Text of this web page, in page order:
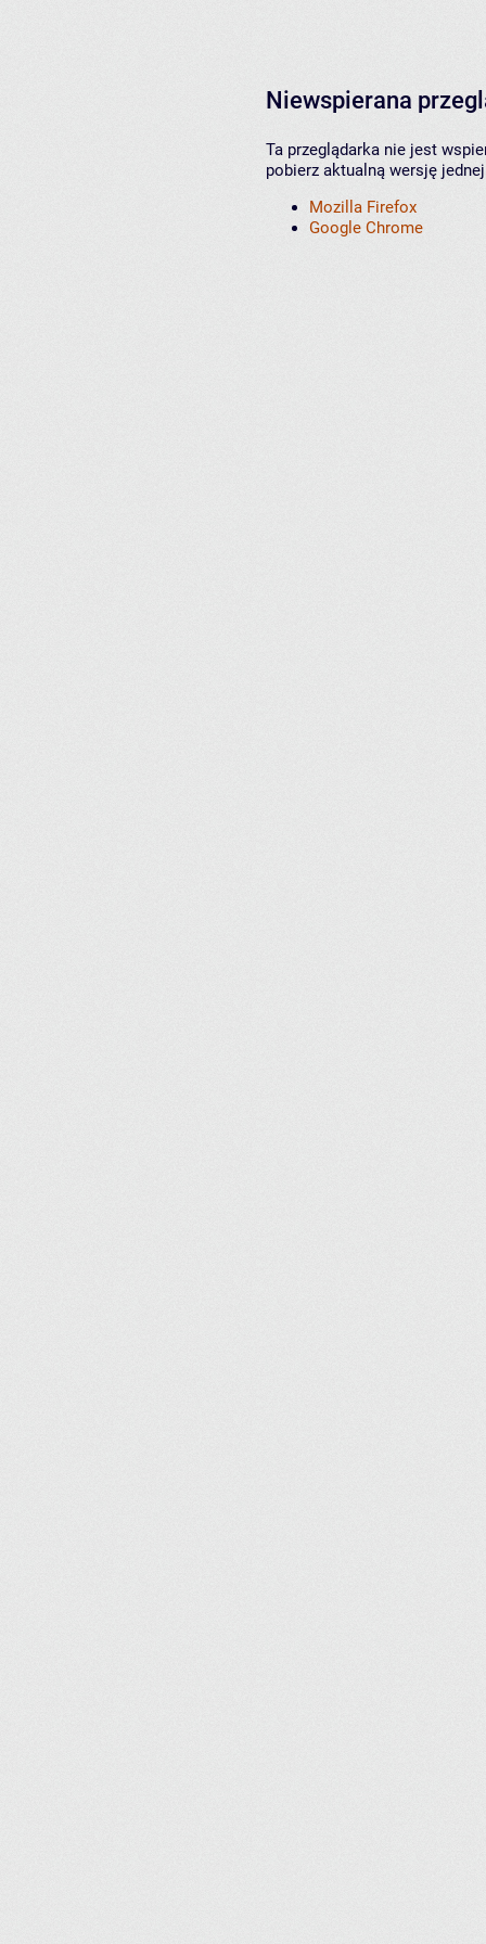
Niewspierana
Ta przeglądarka nie jest
pobierz aktualną wersję
Mozilla Firefox
Google Chrome